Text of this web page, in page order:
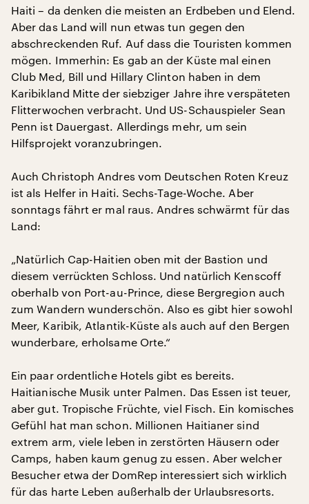
Haiti – da denken die meisten an Erdbeben und Elend.
Aber das Land will nun etwas tun gegen den
abschreckenden Ruf. Auf dass die Touristen kommen
mögen. Immerhin: Es gab an der Küste mal einen
Club Med, Bill und Hillary Clinton haben in dem
Karibikland Mitte der siebziger Jahre ihre verspäteten
Flitterwochen verbracht. Und US-Schauspieler Sean
Penn ist Dauergast. Allerdings mehr, um sein
Hilfsprojekt voranzubringen.
Auch Christoph Andres vom Deutschen Roten Kreuz
ist als Helfer in Haiti. Sechs-Tage-Woche. Aber
sonntags fährt er mal raus. Andres schwärmt für das
Land:
„Natürlich Cap-Haitien oben mit der Bastion und
diesem verrückten Schloss. Und natürlich Kenscoff
oberhalb von Port-au-Prince, diese Bergregion auch
zum Wandern wunderschön. Also es gibt hier sowohl
Meer, Karibik, Atlantik-Küste als auch auf den Bergen
wunderbare, erholsame Orte.“
Ein paar ordentliche Hotels gibt es bereits.
Haitianische Musik unter Palmen. Das Essen ist teuer,
aber gut. Tropische Früchte, viel Fisch. Ein komisches
Gefühl hat man schon. Millionen Haitianer sind
extrem arm, viele leben in zerstörten Häusern oder
Camps, haben kaum genug zu essen. Aber welcher
Besucher etwa der DomRep interessiert sich wirklich
für das harte Leben außerhalb der Urlaubsresorts.